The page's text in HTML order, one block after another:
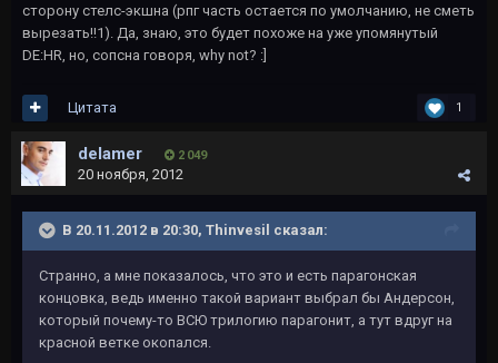
сторону стелс-экшна (рпг часть остается по умолчанию, не сметь
вырезать!!1). Да, знаю, это будет похоже на уже упомянутый
DE:HR, но, сопсна говоря, why not? :]
1
Цитата
delamer 2 049
20 ноября, 2012
В 20.11.2012 в 20:30, Thinvesil сказал:
Странно, а мне показалось, что это и есть парагонская
концовка, ведь именно такой вариант выбрал бы Андерсон,
который почему-то ВСЮ трилогию парагонит, а тут вдруг на
красной ветке окопался.